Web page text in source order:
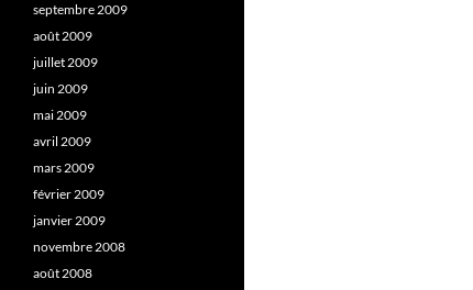
septembre 2009
août 2009
juillet 2009
juin 2009
mai 2009
avril 2009
mars 2009
février 2009
janvier 2009
novembre 2008
août 2008